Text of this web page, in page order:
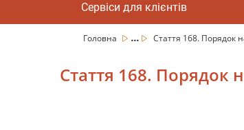
Сервіси для клієнтів
Головна ... Стаття 168. Порядок
Стаття 168. Порядок